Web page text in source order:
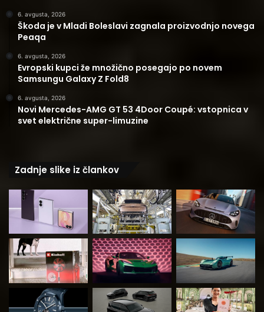
6. avgusta, 2026
Škoda je v Mladi Boleslavi zagnala proizvodnjo novega
Peaqa
6. avgusta, 2026
Evropski kupci že množično posegajo po novem
Samsungu Galaxy Z Fold8
6. avgusta, 2026
Novi Mercedes-AMG GT 53 4Door Coupé: vstopnica v
svet električne super-limuzine
Zadnje slike iz člankov